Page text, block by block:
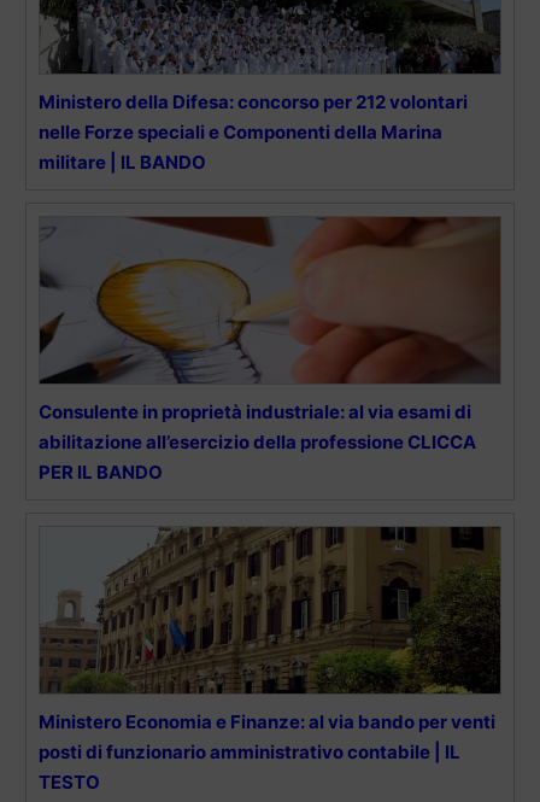
Ministero della Difesa: concorso per 212 volontari
nelle Forze speciali e Componenti della Marina
militare | IL BANDO
Consulente in proprietà industriale: al via esami di
abilitazione all’esercizio della professione CLICCA
PER IL BANDO
Ministero Economia e Finanze: al via bando per venti
posti di funzionario amministrativo contabile | IL
TESTO